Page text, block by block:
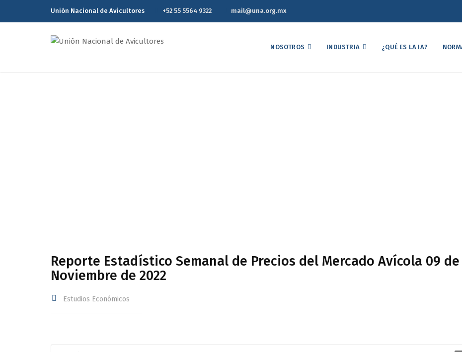
Unión Nacional de Avicultores +52 55 5564 9322 mail@una.org.mx
NOSOTROS INDUSTRIA ¿QUÉ ES LA IA?
Reporte Estadístico Semanal de Precios del Mercado Avícola 09 de
Noviembre de 2022
Estudios Económicos